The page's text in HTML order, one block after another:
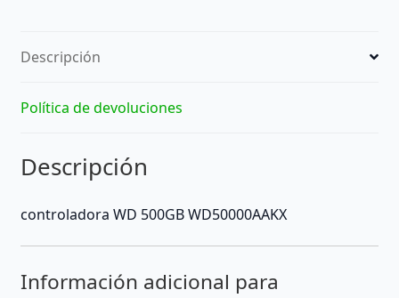
Descripción
Política de devoluciones
Descripción
controladora WD 500GB WD50000AAKX
Información adicional para